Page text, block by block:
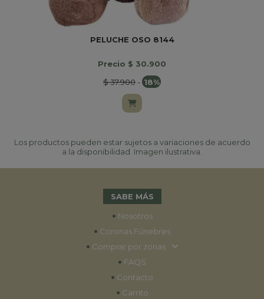
PELUCHE OSO 8144
Precio $ 30.900
$ 37.900- 18%
Los productos pueden estar sujetos a variaciones de acuerdo
a la disponibilidad. Imagen ilustrativa.
SABE MÁS
• Nosotros
• Coronas Fúnebres
• Comprar por zonas
• FAQS
• Contacto
• Carrito